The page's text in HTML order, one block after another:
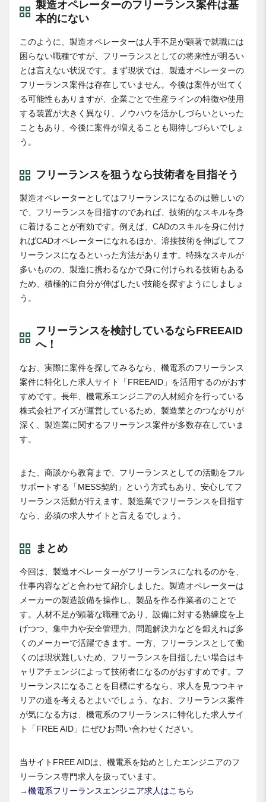
製造オペレーターのフリーランス案件は基
本的にない
このように、製造オペレーターは人手不足が顕著で就職には
困らない職種ですが、フリーランスとしての将来性が明るい
とは言えない状況です。まず現状では、製造オペレーターの
フリーランス案件は存在していません。今後は案件が出てく
る可能性もありますが、企業ごとで生産ラインの特徴や使用
する装置が大きく異なり、ノウハウを活かしづらいといった
こともあり、今後に案件が増えることも期待しづらいでしょ
う。
フリーランスを狙うなら技術者を目指そう
製造オペレーターとしてはフリーランスになるのは難しいの
で、フリーランスを目指すのであれば、技術的なスキルを身
に着けることが有効です。例えば、CADのスキルを身に付け
ればCADオペレーターになれるほか、溶接技術を伸ばしてフ
リーランスになるといった方法があります。特殊なスキルが
多いものの、製造に携わるなかで身に付けられる技術もある
ため、積極的に自分が伸ばしたい技能を探すようにしましょ
う。
フリーランスを検討しているならFREEAID
へ！
なお、実際に案件を探してみるなら、機電系のフリーランス
案件に特化した求人サイト「FREEAID」を活用するのがおす
すめです。長年、機電系エンジニアの人材紹介を行っている
株式会社アイズが運営しているため、製造業とのつながりが
深く、製造業に関するフリーランス案件が多数存在していま
す。
また、商談から教育まで、フリーランスとしての活動をフル
サポートする「MESS契約」という方式もあり、安心してフ
リーランス活動が行えます。製造業でフリーランスを目指す
なら、必須の求人サイトと言えるでしょう。
まとめ
今回は、製造オペレーターがフリーランスになれるのかを、
仕事内容などと合わせて紹介しました。製造オペレーターは
メーカーの製造設備を操作し、製品を作る作業者のことで
す。人材不足が顕著な職種であり、設備に対する熟練度を上
げつつ、集中力や安全管理力、問題解決力などを鍛えれば多
くのメーカーで活躍できます。一方、フリーランスとして働
くのは現状難しいため、フリーランスを目指したい場合はキ
ャリアチェンジによって技術者になるのがおすすめです。フ
リーランスになることを目標にするなら、求人を見つつキャ
リアの道を考えるとよいでしょう。なお、フリーランス案件
が気になる方は、機電系のフリーランスに特化した求人サイ
ト「FREE AID」にぜひお問い合わせください。
当サイトFREE AIDは、機電系を始めとしたエンジニアのフ
リーランス専門求人を扱っています。
→機電系フリーランスエンジニア求人はこちら